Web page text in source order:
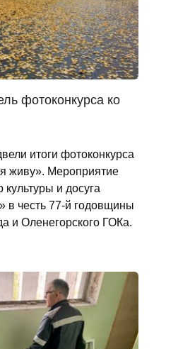
фотоконкурса ко
итоги фотоконкурса
живу». Мероприятие
и досуга
в честь 77-й годовщины
и Оленегорского ГОКа.